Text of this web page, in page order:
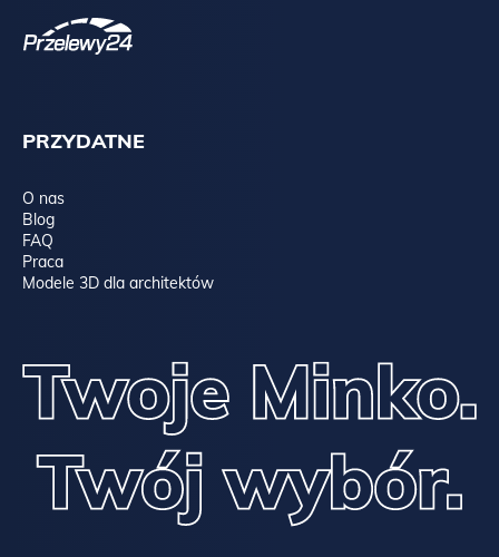
PRZYDATNE
O nas
Blog
FAQ
Praca
Modele 3D dla architektów